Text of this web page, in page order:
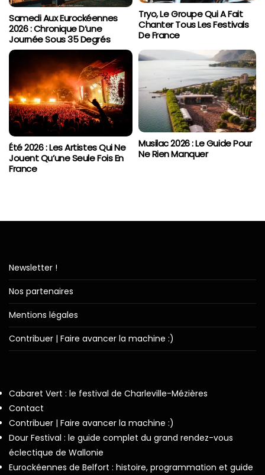
Samedi Aux Eurockéennes
2026 : Chronique D’une
Journée Sous 35 Degrés
Tryo, Le Groupe Qui A Fait
Chanter Tous Les Festivals
De France
Été 2026 : Les Artistes Qui Ne
Jouent Qu’une Seule Fois En
France
Musilac 2026 : Le Guide Pour
Ne Rien Manquer
Newsletter !
Nos partenaires
Mentions légales
Contribuer | Faire avancer la machine :)
Cabaret Vert : le festival de Charleville-Mézières
Contact
Contribuer | Faire avancer la machine :)
Dour Festival : le guide complet du grand rendez-vous
éclectique de Wallonie
Eurockéennes de Belfort : histoire, programmation et guide